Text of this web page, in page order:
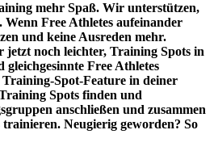
mehr Spaß. Wir unterstützen,
Free Athletes aufeinander
und keine Ausreden mehr.
jetzt noch leichter, Training Spots in
Free Athletes
Spot-Feature in deiner
Spots finden und
anschließen und zusammen
Neugierig geworden? So